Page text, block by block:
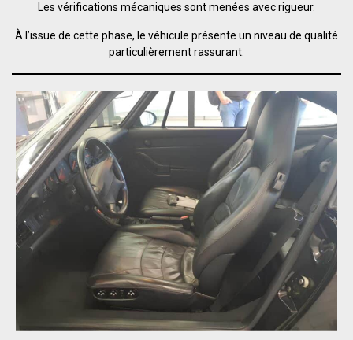
Les vérifications mécaniques sont menées avec rigueur.
À l’issue de cette phase, le véhicule présente un niveau de qualité
particulièrement rassurant.